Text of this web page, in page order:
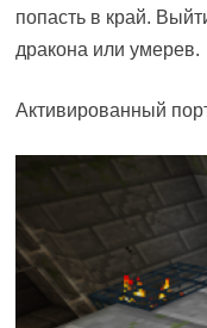
попасть в край.
дракона или умерев.
Активированный